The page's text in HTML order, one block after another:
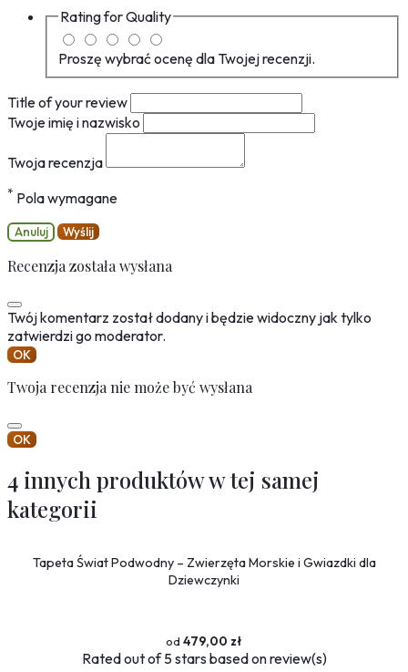
Rating forQuality
Proszę wybrać ocenę dla Twojej recenzji.
Title of your review
Twoje imię i nazwisko
Twoja recenzja
* Pola wymagane
Anuluj Wyślij
Recenzja została wysłana
Twój komentarz został dodany i będzie widoczny jak tylko
zatwierdzi go moderator.
OK
Twoja recenzja nie może być wysłana
OK
4 innych produktów w tej samej
kategorii
Tapeta Świat Podwodny – Zwierzęta Morskie i Gwiazdki dla
Dziewczynki
479,00 zł
Ratedout of 5 stars based onreview(s)